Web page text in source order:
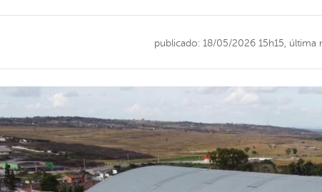
publicado: 18/05/2026 15h15, última